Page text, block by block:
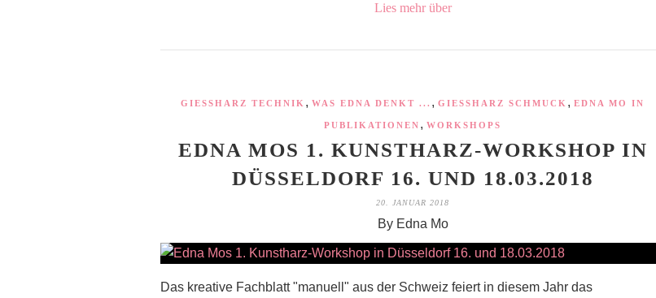
Lies mehr über
GIESSHARZ TECHNIK , WAS EDNA DENKT ... , GIESSHARZ SCHMUCK , EDNA MO IN
PUBLIKATIONEN , WORKSHOPS
EDNA MOS 1. KUNSTHARZ-WORKSHOP IN
DÜSSELDORF 16. UND 18.03.2018
20. JANUAR 2018
By Edna Mo
Das kreative Fachblatt "manuell" aus der Schweiz feiert in diesem Jahr das